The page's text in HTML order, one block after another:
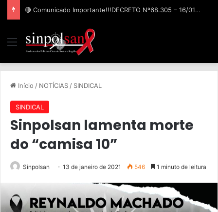
Lei Orgânica Nacional das Polícias Civis causa frustração
Início / NOTÍCIAS / SINDICAL
SINDICAL
Sinpolsan lamenta morte
do “camisa 10”
Sinpolsan 13 de janeiro de 2021 546 1 minuto de leitura